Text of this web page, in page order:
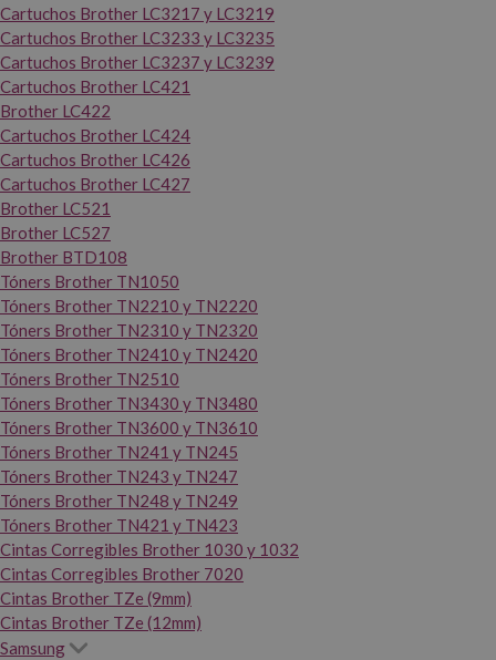
Cartuchos Brother LC3217 y LC3219
Cartuchos Brother LC3233 y LC3235
Cartuchos Brother LC3237 y LC3239
Cartuchos Brother LC421
Brother LC422
Cartuchos Brother LC424
Cartuchos Brother LC426
Cartuchos Brother LC427
Brother LC521
Brother LC527
Brother BTD108
Tóners Brother TN1050
Tóners Brother TN2210 y TN2220
Tóners Brother TN2310 y TN2320
Tóners Brother TN2410 y TN2420
Tóners Brother TN2510
Tóners Brother TN3430 y TN3480
Tóners Brother TN3600 y TN3610
Tóners Brother TN241 y TN245
Tóners Brother TN243 y TN247
Tóners Brother TN248 y TN249
Tóners Brother TN421 y TN423
Cintas Corregibles Brother 1030 y 1032
Cintas Corregibles Brother 7020
Cintas Brother TZe (9mm)
Cintas Brother TZe (12mm)
Samsung